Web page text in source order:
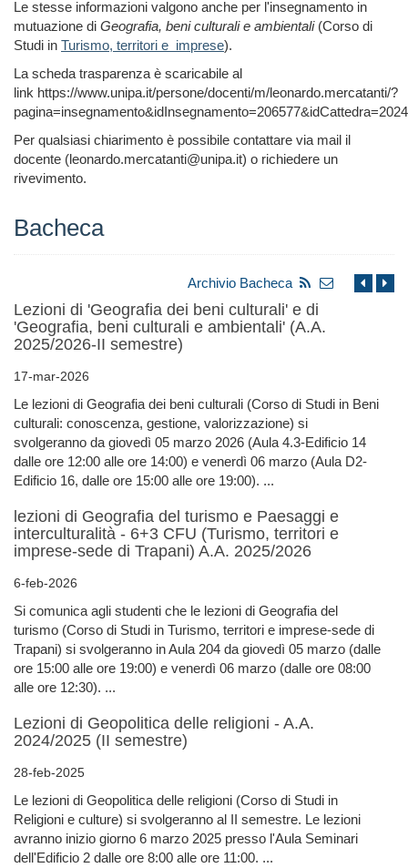
Le stesse informazioni valgono anche per l'insegnamento in
mutuazione di Geografia, beni culturali e ambientali (Corso di
Studi in Turismo, territori e imprese).
La scheda trasparenza è scaricabile al
link https://www.unipa.it/persone/docenti/m/leonardo.mercatanti/?
Per qualsiasi chiarimento è possibile contattare via mail il
docente (leonardo.mercatanti@unipa.it) o richiedere un
rivevimento.
Bacheca
Archivio Bacheca
Lezioni di 'Geografia dei beni culturali' e di
'Geografia, beni culturali e ambientali' (A.A.
2025/2026-II semestre)
17-mar-2026
Le lezioni di Geografia dei beni culturali (Corso di Studi in Beni
culturali: conoscenza, gestione, valorizzazione) si
svolgeranno da giovedì 05 marzo 2026 (Aula 4.3-Edificio 14
dalle ore 12:00 alle ore 14:00) e venerdì 06 marzo (Aula D2-
Edificio 16, dalle ore 15:00 alle ore 19:00). ...
lezioni di Geografia del turismo e Paesaggi e
interculturalità - 6+3 CFU (Turismo, territori e
imprese-sede di Trapani) A.A. 2025/2026
6-feb-2026
Si comunica agli studenti che le lezioni di Geografia del
turismo (Corso di Studi in Turismo, territori e imprese-sede di
Trapani) si svolgeranno in Aula 204 da giovedì 05 marzo (dalle
ore 15:00 alle ore 19:00) e venerdì 06 marzo (dalle ore 08:00
alle ore 12:30). ...
Lezioni di Geopolitica delle religioni - A.A.
2024/2025 (II semestre)
28-feb-2025
Le lezioni di Geopolitica delle religioni (Corso di Studi in
Religioni e culture) si svolgeranno al II semestre. Le lezioni
avranno inizio giorno 6 marzo 2025 presso l'Aula Seminari
dell'Edificio 2 dalle ore 8:00 alle ore 11:00. ...